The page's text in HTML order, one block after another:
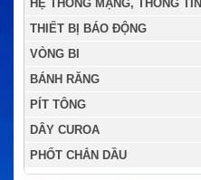
HỆ THỐNG MẠNG, THÔNG TIN
THIẾT BỊ BÁO ĐỘNG
VÒNG BI
BÁNH RĂNG
PÍT TÔNG
DÂY CUROA
PHỐT CHẮN DẦU